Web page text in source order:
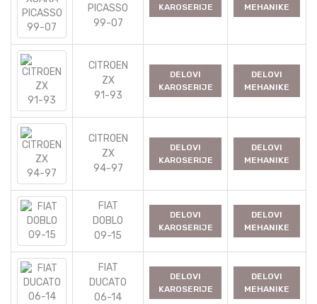
PICASSO
99-07
KAROSERIJE
MEHANIKE
CITROEN
ZX
91-93
DELOVI
KAROSERIJE
DELOVI
MEHANIKE
CITROEN
ZX
94-97
DELOVI
KAROSERIJE
DELOVI
MEHANIKE
FIAT
DOBLO
09-15
DELOVI
KAROSERIJE
DELOVI
MEHANIKE
FIAT
DUCATO
06-14
DELOVI
KAROSERIJE
DELOVI
MEHANIKE